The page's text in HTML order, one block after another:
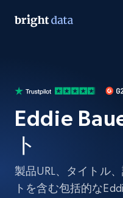
Eddie
ト
製品URL、タイトル
トを含む包括的な